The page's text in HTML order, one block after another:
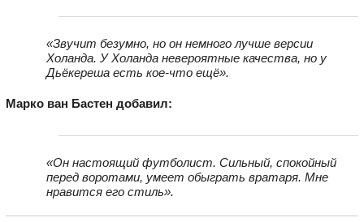
«Звучит безумно, но он немного лучше версии
Холанда. У Холанда невероятные качества, но у
Дьёкереша есть кое-что ещё».
Марко ван Бастен добавил:
«Он настоящий футболист. Сильный, спокойный
перед воротами, умеет обыграть вратаря. Мне
нравится его стиль».